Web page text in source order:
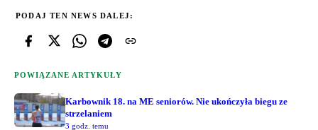
PODAJ TEN NEWS DALEJ:
POWIĄZANE ARTYKUŁY
Karbownik 18. na ME seniorów. Nie ukończyła biegu ze
strzelaniem
3 godz. temu